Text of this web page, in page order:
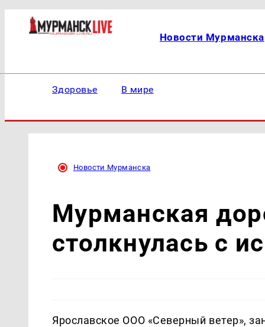
Новости Мурманска
Здоровье В мире
Новости Мурманска
Мурманская
столкнулась с
Ярославское ООО «Северный ветер»,